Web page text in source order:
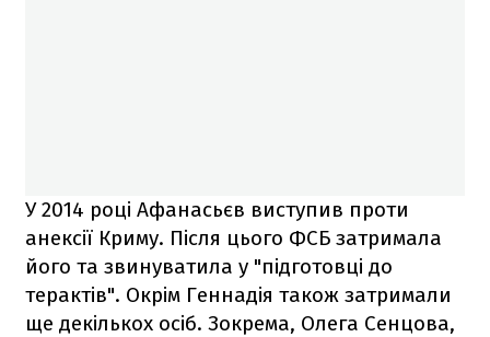
У 2014 році Афанасьєв виступив проти
анексії Криму. Після цього ФСБ затримала
його та звинуватила у "підготовці до
терактів". Окрім Геннадія також затримали
ще декількох осіб. Зокрема, Олега Сенцова,